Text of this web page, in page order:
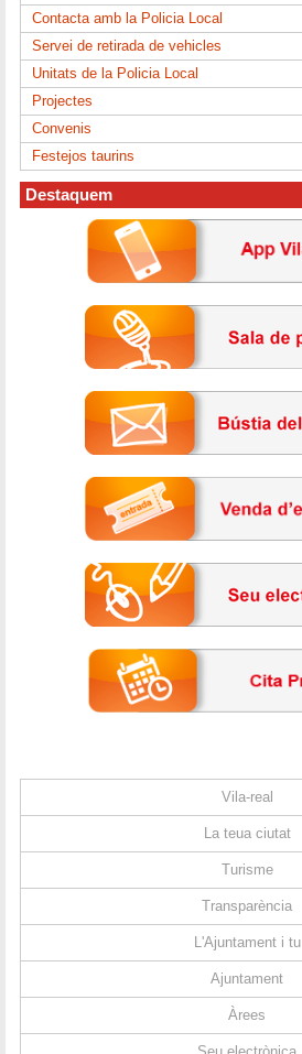
Contacta amb la Policia Local
Servei de retirada de vehicles
Unitats de la Policia Local
Projectes
Convenis
Festejos taurins
Destaquem
Vila-real
La teua ciutat
Turisme
Transparència
L'Ajuntament i tu
Ajuntament
Àrees